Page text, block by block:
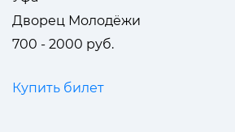
Дворец Молодёжи
700 - 2000 руб.
Купить билет